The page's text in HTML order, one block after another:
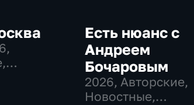
,
Есть нюанс с
Андреем
Бочаровым
2026, Авторские,
Новостные,